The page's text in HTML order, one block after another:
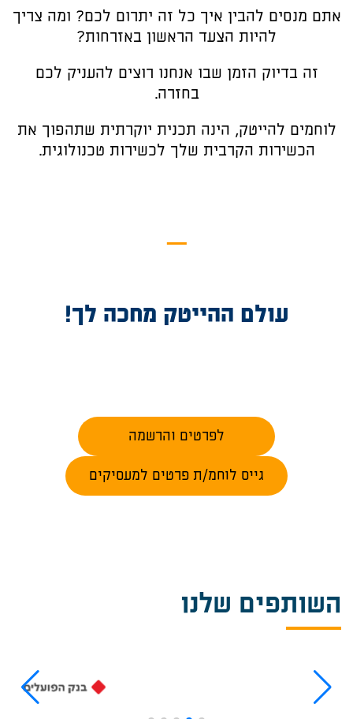
אתם מנסים להבין איך כל זה יתרום לכם? ומה צריך
להיות הצעד הראשון באזרחות?
זה בדיוק הזמן שבו אנחנו רוצים להעניק לכם
בחזרה.
לוחמים להייטק, הינה תכנית יוקרתית שתהפוך את
הכשירות הקרבית שלך לכשירות טכנולוגית.
—
עולם ההייטק מחכה לך!
לפרטים והרשמה
גייס לוחמ/ת פרטים למעסיקים
השותפים שלנו